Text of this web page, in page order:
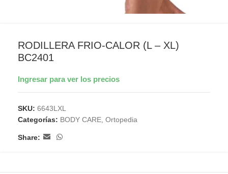
RODILLERA FRIO-CALOR (L – XL)
BC2401
Ingresar para ver los precios
SKU: 6643LXL
Categorías: BODY CARE Ortopedia
Share: